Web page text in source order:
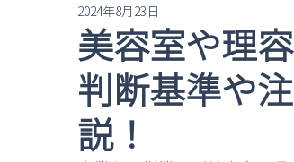
美容室や理
判断基準や
説！
2024年8月23日